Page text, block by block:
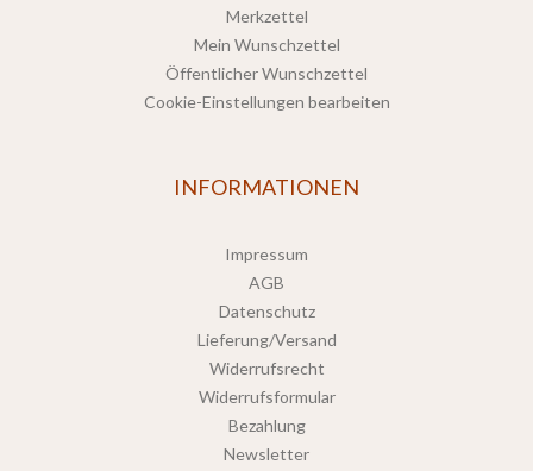
Merkzettel
Mein Wunschzettel
Öffentlicher Wunschzettel
Cookie-Einstellungen bearbeiten
INFORMATIONEN
Impressum
AGB
Datenschutz
Lieferung/Versand
Widerrufsrecht
Widerrufsformular
Bezahlung
Newsletter